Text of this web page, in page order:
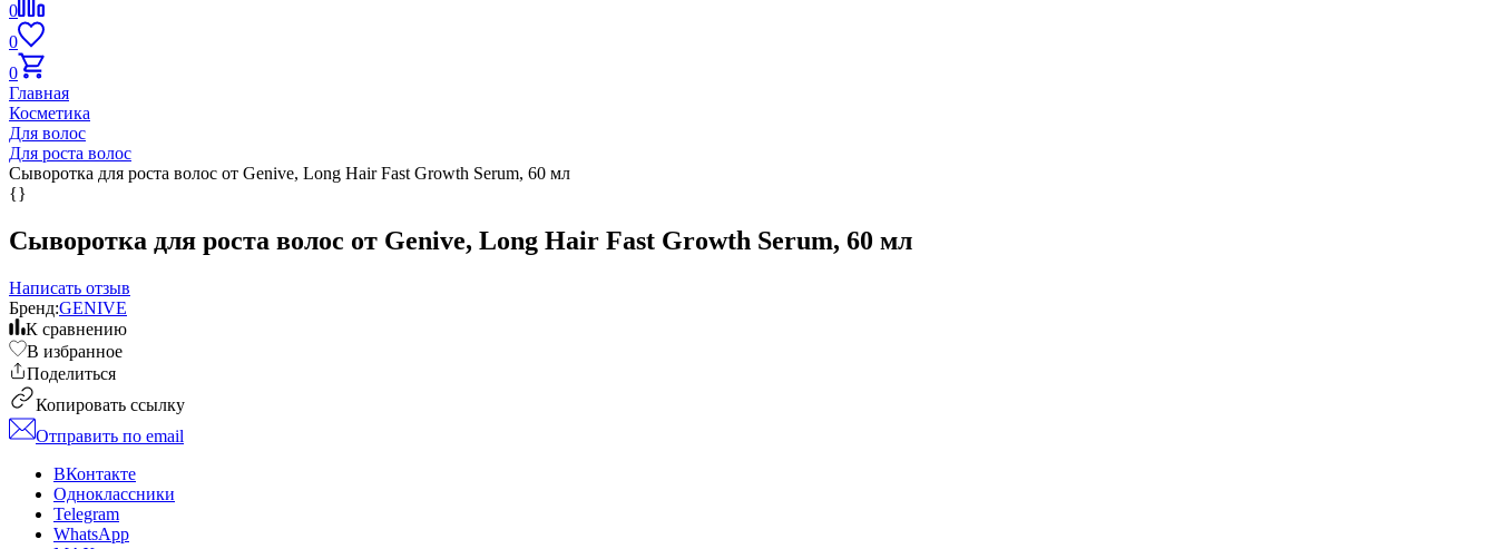
0
0
0
Главная
Косметика
Для волос
Для роста волос
Сыворотка для роста волос от Genive, Long Hair Fast Growth Serum, 60 мл
{}
Сыворотка для роста волос от Genive, Long Hair Fast Growth Serum, 60 мл
Написать отзыв
Бренд:GENIVE
К сравнению
В избранное
Поделиться
Копировать ссылку
Отправить по email
ВКонтакте
Одноклассники
Telegram
WhatsApp